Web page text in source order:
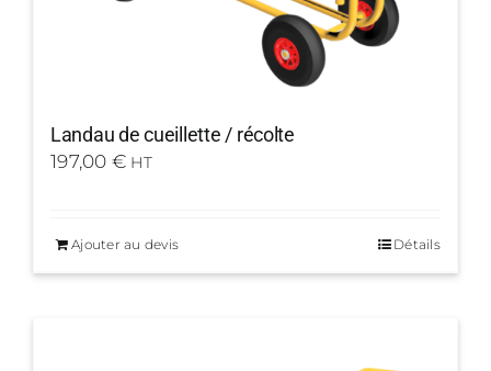
Landau de cueillette / récolte
197,00 € HT
Ajouter au devis Détails